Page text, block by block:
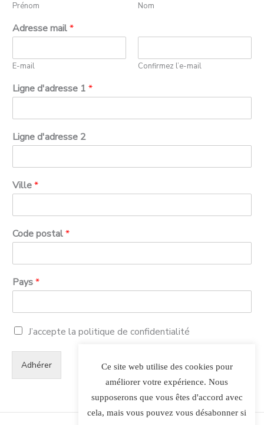
Prénom Nom
Adresse mail*
E-mail Confirmez l’e-mail
Ligne d'adresse 1 *
Ligne d'adresse 2
Ville*
Code postal*
Pays*
J’accepte la politique de confidentialité
Adhérer
Ce site web utilise des cookies pour
améliorer votre expérience. Nous
supposerons que vous êtes d'accord avec
cela, mais vous pouvez vous désabonner si